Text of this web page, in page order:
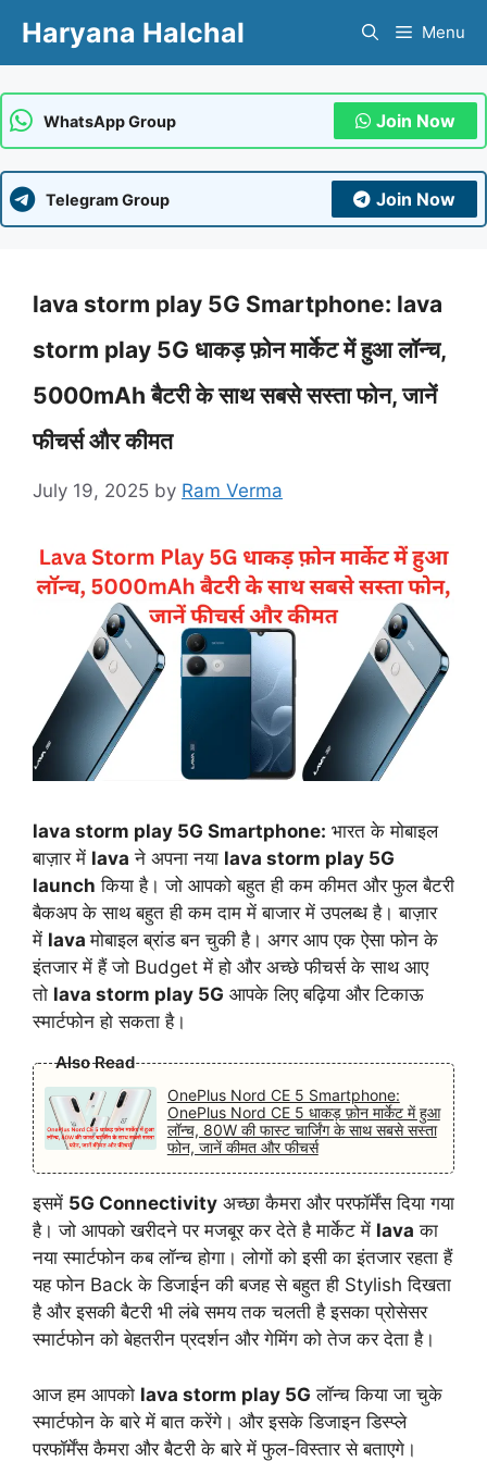
content
Haryana Halchal Menu
WhatsApp Group Join Now
Telegram Group Join Now
lava storm play 5G Smartphone: lava
storm play 5G धाकड़ फ़ोन मार्केट में हुआ लॉन्च,
5000mAh बैटरी के साथ सबसे सस्ता फोन, जानें
फीचर्स और कीमत
July 19, 2025 by Ram Verma
lava storm play 5G Smartphone: भारत के मोबाइल
बाज़ार में lava ने अपना नया lava storm play 5G
launch किया है। जो आपको बहुत ही कम कीमत और फुल बैटरी
बैकअप के साथ बहुत ही कम दाम में बाजार में उपलब्ध है। बाज़ार
में lava मोबाइल ब्रांड बन चुकी है। अगर आप एक ऐसा फोन के
इंतजार में हैं जो Budget में हो और अच्छे फीचर्स के साथ आए
तो lava storm play 5G आपके लिए बढ़िया और टिकाऊ
स्मार्टफोन हो सकता है।
Also Read
OnePlus Nord CE 5 Smartphone:
OnePlus Nord CE 5 धाकड़ फ़ोन मार्केट में हुआ
लॉन्च, 80W की फास्ट चार्जिंग के साथ सबसे सस्ता
फोन, जानें कीमत और फीचर्स
इसमें 5G Connectivity अच्छा कैमरा और परफॉर्मेंस दिया गया
है। जो आपको खरीदने पर मजबूर कर देते है मार्केट में lava का
नया स्मार्टफोन कब लॉन्च होगा। लोगों को इसी का इंतजार रहता हैं
यह फोन Back के डिजाईन की बजह से बहुत ही Stylish दिखता
है और इसकी बैटरी भी लंबे समय तक चलती है इसका प्रोसेसर
स्मार्टफोन को बेहतरीन प्रदर्शन और गेमिंग को तेज कर देता है।
आज हम आपको lava storm play 5G लॉन्च किया जा चुके
स्मार्टफोन के बारे में बात करेंगे। और इसके डिजाइन डिस्प्ले
परफॉर्मेंस कैमरा और बैटरी के बारे में फुल-विस्तार से बताएगे।